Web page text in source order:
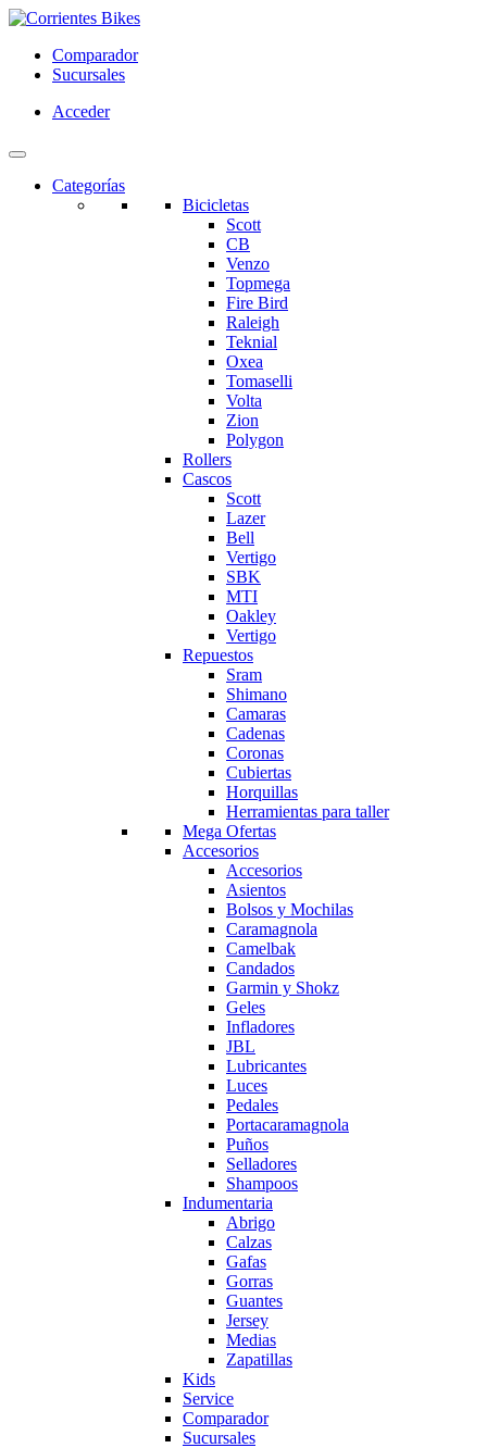
Comparador
Sucursales
Acceder
Categorías
Bicicletas
Scott
CB
Venzo
Topmega
Fire Bird
Raleigh
Teknial
Oxea
Tomaselli
Volta
Zion
Polygon
Rollers
Cascos
Scott
Lazer
Bell
Vertigo
SBK
MTI
Oakley
Vertigo
Repuestos
Sram
Shimano
Camaras
Cadenas
Coronas
Cubiertas
Horquillas
Herramientas para taller
Mega Ofertas
Accesorios
Accesorios
Asientos
Bolsos y Mochilas
Caramagnola
Camelbak
Candados
Garmin y Shokz
Geles
Infladores
JBL
Lubricantes
Luces
Pedales
Portacaramagnola
Puños
Selladores
Shampoos
Indumentaria
Abrigo
Calzas
Gafas
Gorras
Guantes
Jersey
Medias
Zapatillas
Kids
Service
Comparador
Sucursales